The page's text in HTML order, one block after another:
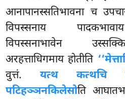
आनापानस्सतिभावना च
विपस्सनाय
विपस्सनाभावेन
अरहत्ताधिगमाय होतीति
वुत्तं.यत्थ कत्थचि
पटिहञ्ञनकिलेसोति